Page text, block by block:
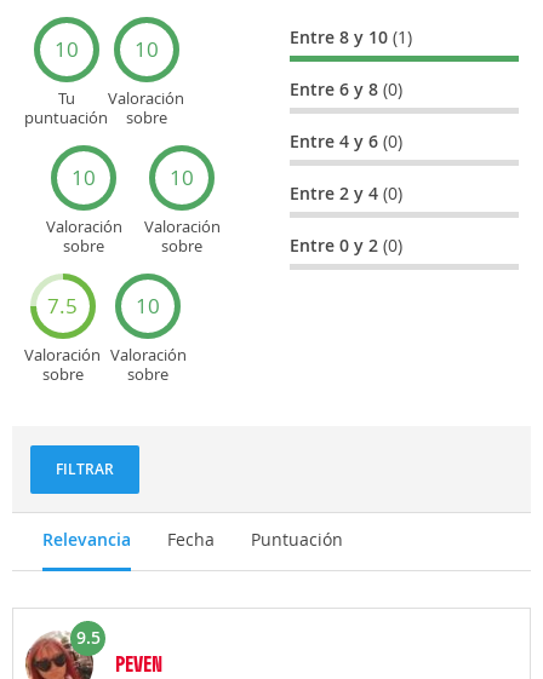
10
Tu
puntuación
10
Valoración
sobre
10
Valoración
sobre
10
Valoración
sobre
turísticos
7.5
Valoración
sobre
10
Valoración
sobre
Entre 8 y 10(1)
Entre 6 y 8(0)
Entre 4 y 6(0)
Entre 2 y 4(0)
Entre 0 y 2(0)
FILTRAR
Relevancia Fecha Puntuación
9.5
PEVEN